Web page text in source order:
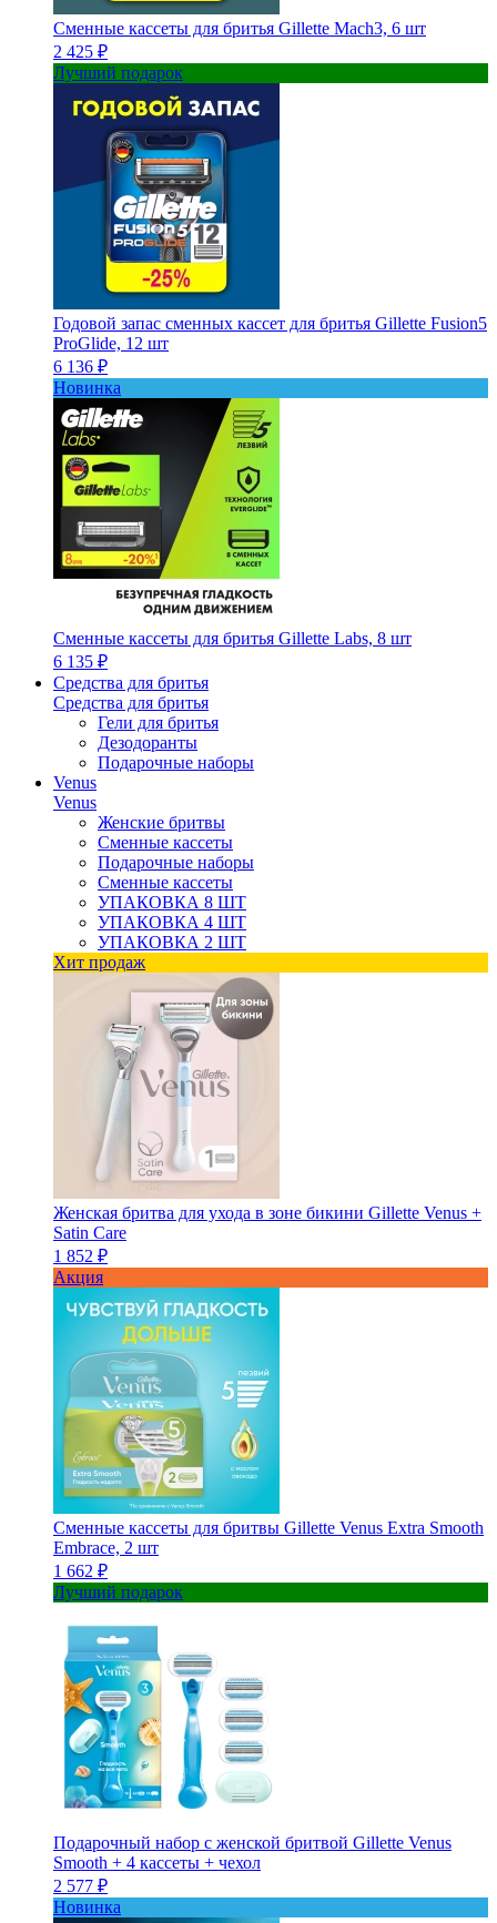
Сменные кассеты для бритья Gillette Mach3, 6 шт
2 425 ₽
Лучший подарок
Годовой запас сменных кассет для бритья Gillette Fusion5
ProGlide, 12 шт
6 136 ₽
Новинка
Сменные кассеты для бритья Gillette Labs, 8 шт
6 135 ₽
Средства для бритья
Средства для бритья
Гели для бритья
Дезодоранты
Подарочные наборы
Venus
Venus
Женские бритвы
Сменные кассеты
Подарочные наборы
Сменные кассеты
УПАКОВКА 8 ШТ
УПАКОВКА 4 ШТ
УПАКОВКА 2 ШТ
Хит продаж
Женская бритва для ухода в зоне бикини Gillette Venus +
Satin Care
1 852 ₽
Акция
Сменные кассеты для бритвы Gillette Venus Extra Smooth
Embrace, 2 шт
1 662 ₽
Лучший подарок
Подарочный набор с женской бритвой Gillette Venus
Smooth + 4 кассеты + чехол
2 577 ₽
Новинка